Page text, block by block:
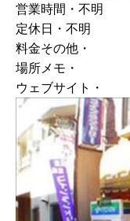
営業時間・不明
定休日・不明
料金その他・
場所メモ・
ウェブサイト・